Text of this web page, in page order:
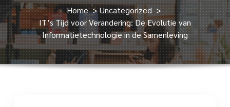
Home>Uncategorized>
IT’s Tijd voor Verandering: De Evolutie van
Informatietechnologie in de Samenleving